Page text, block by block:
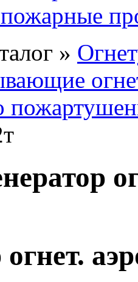
»
огнет.